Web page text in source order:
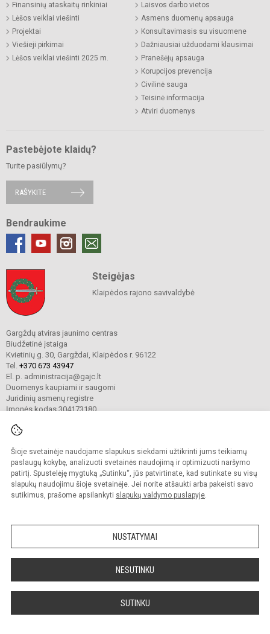
Šioje svetainėje naudojame slapukus siekdami užtikrinti jums teikiamų
paslaugų kokybę, analizuoti svetainės naudojimą ir optimizuoti naršymo
patirtį. Spustelėję mygtuką „Sutinku“, jūs patvirtinate, kad sutinkate su visų
slapukų naudojimu šioje svetainėje. Jei norite atšaukti arba pakeisti savo
sutikimus, prašome apsilankyti slapukų valdymo puslapyje.
NUSTATYMAI
NESUTINKU
SUTINKU
Finansinių ataskaitų rinkiniai
Lėšos veiklai viešinti
Projektai
Viešieji pirkimai
Lėšos veiklai viešinti 2025 m.
Laisvos darbo vietos
Asmens duomenų apsauga
Konsultavimasis su visuomene
Dažniausiai užduodami klausimai
Pranešėjų apsauga
Korupcijos prevencija
Civilinė sauga
Teisinė informacija
Atviri duomenys
Pastebėjote klaidų?
Turite pasiūlymų?
RAŠYKITE
Bendraukime
Steigėjas
Klaipėdos rajono savivaldybė
Gargždų atviras jaunimo centras
Biudžetinė įstaiga
Kvietinių g. 30, Gargždai, Klaipėdos r. 96122
Tel. +370 673 43947
El. p. administracija@gajc.lt
Duomenys kaupiami ir saugomi
Juridinių asmenų registre
Įmonės kodas 304173180
© 2024. Gargždų atviras jaunimo centras. Visos teisės saugomos.
Kopijuoti turinį be raštiško įstaigos administracijos sutikimo griežtai draudžiama.
Prieinamumo paraiška Slapukų valdymas
Sumanus būdas atnaujinti